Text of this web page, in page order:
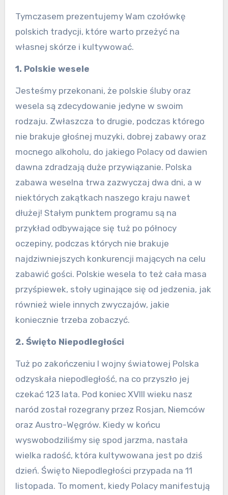
Tymczasem prezentujemy Wam czołówkę
polskich tradycji, które warto przeżyć na
własnej skórze i kultywować.
1. Polskie wesele
Jesteśmy przekonani, że polskie śluby oraz
wesela są zdecydowanie jedyne w swoim
rodzaju. Zwłaszcza to drugie, podczas którego
nie brakuje głośnej muzyki, dobrej zabawy oraz
mocnego alkoholu, do jakiego Polacy od dawien
dawna zdradzają duże przywiązanie. Polska
zabawa weselna trwa zazwyczaj dwa dni, a w
niektórych zakątkach naszego kraju nawet
dłużej! Stałym punktem programu są na
przykład odbywające się tuż po północy
oczepiny, podczas których nie brakuje
najdziwniejszych konkurencji mających na celu
zabawić gości. Polskie wesela to też cała masa
przyśpiewek, stoły uginające się od jedzenia, jak
również wiele innych zwyczajów, jakie
koniecznie trzeba zobaczyć.
2. Święto Niepodległości
Tuż po zakończeniu I wojny światowej Polska
odzyskała niepodległość, na co przyszło jej
czekać 123 lata. Pod koniec XVIII wieku nasz
naród został rozegrany przez Rosjan, Niemców
oraz Austro-Węgrów. Kiedy w końcu
wyswobodziliśmy się spod jarzma, nastała
wielka radość, która kultywowana jest po dziś
dzień. Święto Niepodległości przypada na 11
listopada. To moment, kiedy Polacy manifestują